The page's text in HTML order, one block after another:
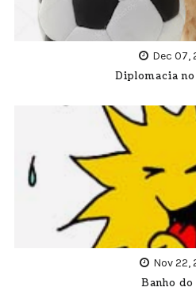
Dec 07,
Diplomacia
Nov 22,
Banho